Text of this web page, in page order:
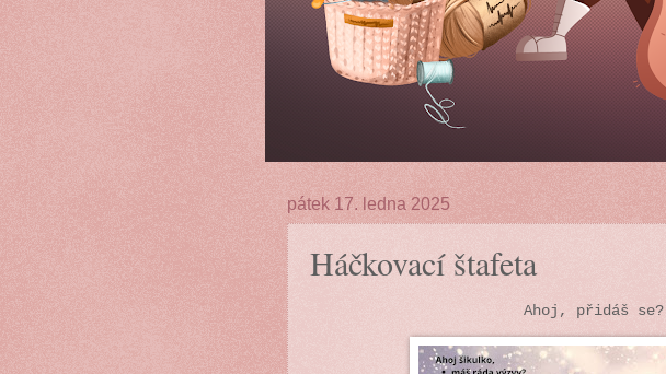
pátek 17. ledna 2025
Háčkovací štafeta
Ahoj, přidáš se?